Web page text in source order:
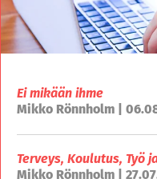
Ei mikään ihme
Mikko Rönnholm |
Terveys, Koulutus, Työ
Mikko Rönnholm |